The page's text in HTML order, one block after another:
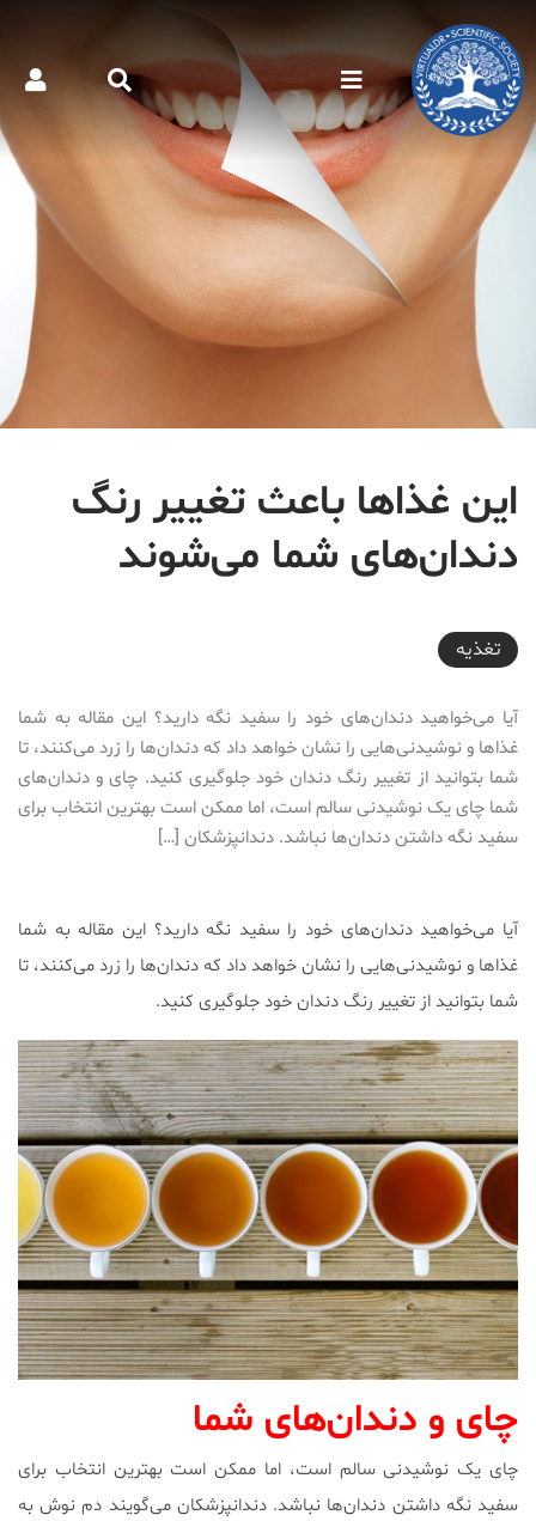
این غذاها باعث تغییر رنگ
دندان‌های شما می‌شوند
2017-05-26T08:46:51+04:30
تغذیه
آیا می‌خواهید دندان‌های خود را سفید نگه دارید؟ این مقاله به شما
غذاها و نوشیدنی‌هایی را نشان خواهد داد که دندان‌ها را زرد می‌کنند، تا
شما بتوانید از تغییر رنگ دندان خود جلوگیری کنید. چای و دندان‌های
شما چای یک نوشیدنی سالم است، اما ممکن است بهترین انتخاب برای
سفید نگه داشتن دندان‌ها نباشد. دندانپزشکان […]
آیا می‌خواهید دندان‌های خود را سفید نگه دارید؟ این مقاله به شما
غذاها و نوشیدنی‌هایی را نشان خواهد داد که دندان‌ها را زرد می‌کنند، تا
شما بتوانید از تغییر رنگ دندان خود جلوگیری کنید.
چای و دندان‌های شما
چای یک نوشیدنی سالم است، اما ممکن است بهترین انتخاب برای
سفید نگه داشتن دندان‌ها نباشد. دندانپزشکان می‌گویند دم نوش به